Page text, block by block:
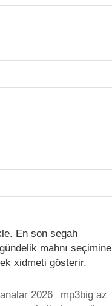
En son segah
mahnı seçimine
xidmeti gösterir.
2026
mp3big az